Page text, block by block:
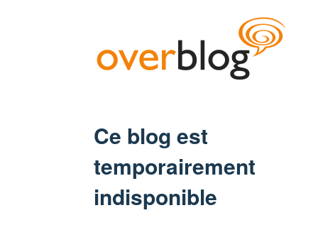
Ce blog est
temporairement
indisponible